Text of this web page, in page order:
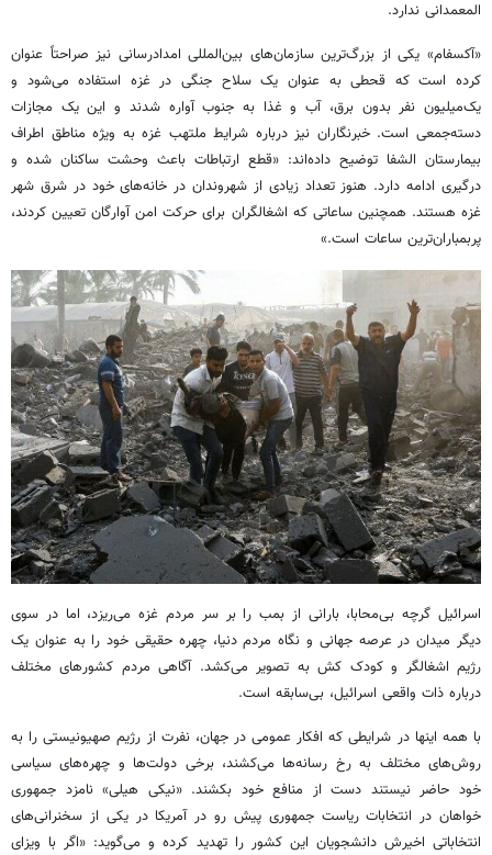
المعمدانی ندارد.
«آکسفام»یکی از بزرگ‌ترین سازمان‌های بین‌المللی امدادرسانی نیز صراحتاً عنوان
کرده است که قحطی به عنوان یک سلاح جنگی در غزه استفاده می‌شود و
یک‌میلیون نفر بدون برق، آب و غذا به جنوب آواره شدند و این یک مجازات
دسته‌جمعی است. خبرنگاران نیز درباره شرایط ملتهب غزه به ویژه مناطق اطراف
بیمارستان الشفا توضیح داده‌اند: «قطع ارتباطات باعث وحشت ساکنان شده و
درگیری ادامه دارد. هنوز تعداد زیادی از شهروندان در خانه‌های خود در شرق شهر
غزه هستند. همچنین ساعاتی که اشغالگران برای حرکت امن آوارگان تعیین کردند،
پربمباران‌ترین ساعات است.»
اسرائیل گرچه بی‌محابا، بارانی از بمب را بر سر مردم غزه می‌ریزد، اما در سوی
دیگر میدان در عرصه جهانی و نگاه مردم دنیا، چهره حقیقی خود را به عنوان یک
رژیم اشغالگر و کودک کش به تصویر می‌کشد. آگاهی مردم کشورهای مختلف
درباره ذات واقعی اسرائیل، بی‌سابقه است.
با همه اینها در شرایطی که افکار عمومی در جهان، نفرت از رژیم صهیونیستی را به
روش‌های مختلف به رخ رسانه‌ها می‌کشند، برخی دولت‌ها و چهره‌های سیاسی
خود حاضر نیستند دست از منافع خود بکشند. «نیکی هیلی» نامزد جمهوری
خواهان در انتخابات ریاست جمهوری پیش رو در آمریکا در یکی از سخنرانی‌های
انتخاباتی اخیرش دانشجویان این کشور را تهدید کرده و می‌گوید: «اگر با ویزای